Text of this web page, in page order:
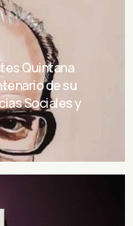
Quintana
de su
Sociales y